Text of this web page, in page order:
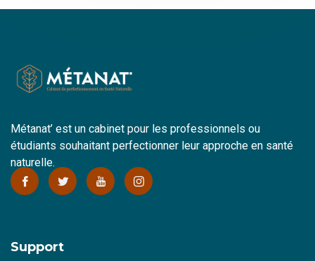
Métanat’ est un cabinet pour les professionnels ou
étudiants souhaitant perfectionner leur approche en santé
naturelle.
Support